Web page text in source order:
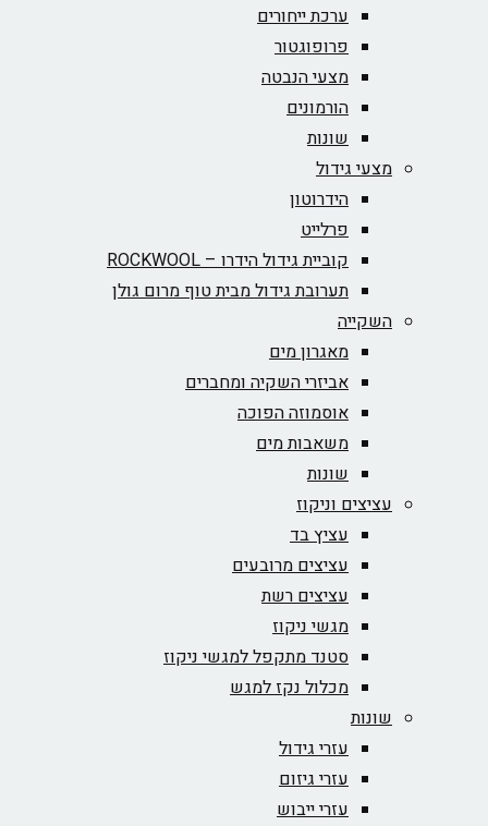
ערכת ייחורים
פרופוגטור
מצעי הנבטה
הורמונים
שונות
מצעי גידול
הידרוטון
פרלייט
קוביית גידול הידרו – ROCKWOOL‏
תערובת גידול מבית טוף מרום גולן
השקייה
מאגרון מים
אביזרי השקיה ומחברים
אוסמוזה הפוכה
משאבות מים
שונות
עציצים וניקוז
עציץ בד
עציצים מרובעים
עציצים רשת
מגשי ניקוז
סטנד מתקפל למגשי ניקוז
מכלול נקז למגש
שונות
עזרי גידול
עזרי גיזום
עזרי ייבוש